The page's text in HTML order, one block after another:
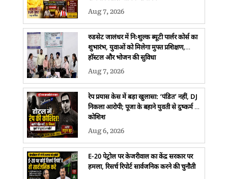
Aug 7, 2026
रुडसेट जालंधर में निःशुल्क ब्यूटी पार्लर कोर्स का
शुभारंभ, युवाओं को मिलेगा मुफ्त प्रशिक्षण,
हॉस्टल और भोजन की सुविधा
Aug 7, 2026
रेप प्रयास केस में बड़ा खुलासा: ‘पंडित’ नहीं, DJ
निकला आरोपी; पूजा के बहाने युवती से दुष्कर्म की
कोशिश
Aug 6, 2026
E-20 पेट्रोल पर केजरीवाल का केंद्र सरकार पर
हमला, रिसर्च रिपोर्ट सार्वजनिक करने की चुनौती